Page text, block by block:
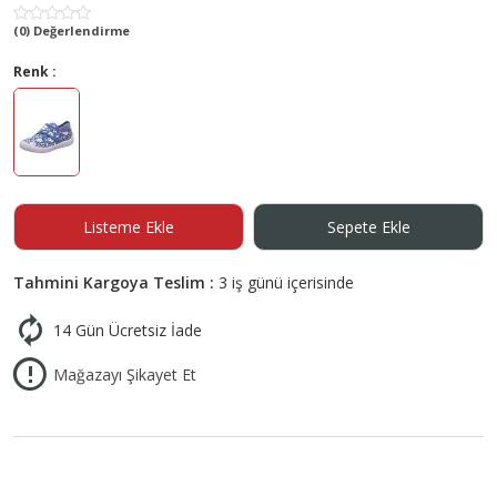
(0) Değerlendirme
Renk :
Listeme Ekle Sepete Ekle
Tahmini Kargoya Teslim : 3 iş günü içerisinde
14 Gün Ücretsiz İade
Mağazayı Şikayet Et